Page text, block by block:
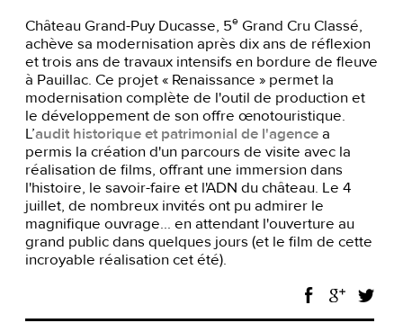
Château Grand-Puy Ducasse, 5e Grand Cru Classé,
achève sa modernisation après dix ans de réflexion
et trois ans de travaux intensifs en bordure de fleuve
à Pauillac. Ce projet « Renaissance » permet la
modernisation complète de l'outil de production et
le développement de son offre œnotouristique.
L’audit historique et patrimonial de l'agencea
permis la création d'un parcours de visite avec la
réalisation de films, offrant une immersion dans
l'histoire, le savoir-faire et l'ADN du château. Le 4
juillet, de nombreux invités ont pu admirer le
magnifique ouvrage... en attendant l'ouverture au
grand public dans quelques jours (et le film de cette
incroyable réalisation cet été).